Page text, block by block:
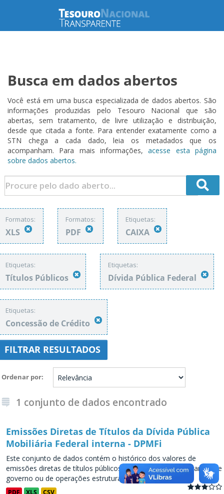
Busca em dados abertos
Você está em uma busca especializada de dados abertos. São
informações produzidas pelo Tesouro Nacional que são
abertas, sem tratamento, de livre utilização e distribuição,
desde que citada a fonte. Para entender exatamente como a
STN chega a cada dado, leia os metadados que os
acompanham. Para mais informações,acesse esta página
sobre dados abertos.
Formatos:
XLS
Formatos:
PDF
Etiquetas:
CAIXA
Etiquetas:
Títulos Públicos
Etiquetas:
Dívida Pública Federal
Etiquetas:
Concessão de Crédito
FILTRAR RESULTADOS
Ordenar por
1 conjunto de dados encontrado
Emissões Diretas de Títulos da Dívida Pública
Mobiliária Federal interna - DPMFi
Este conjunto de dados contém o histórico dos valores de
emissões diretas de títulos públicos, decorrentes de programas de
governo ou de operações estruturadas, a partir de...
PDF XLS CSV